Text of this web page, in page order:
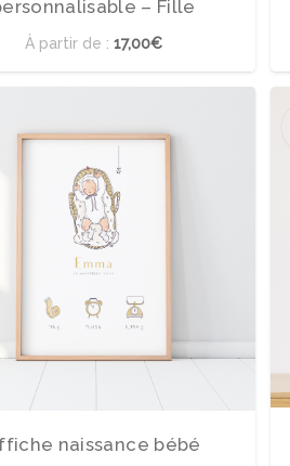
– Fille
À partir de : 17,00€
naissance bébé